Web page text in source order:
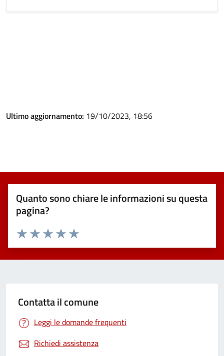
Ultimo aggiornamento: 19/10/2023, 18:56
Quanto sono chiare le informazioni su questa
pagina?
Valuta 5 stelle su 5
Valuta 4 stelle su 5
Valuta 3 stelle su 5
Valuta 2 stelle su 5
Valuta 1 stelle su 5
Contatta il comune
Leggi le domande frequenti
Richiedi assistenza